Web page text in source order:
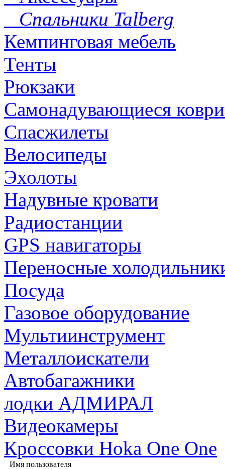
Спальники Talberg
Кемпинговая мебель
Тенты
Рюкзаки
Самонадувающиеся
Спасжилеты
Велосипеды
Эхолоты
Надувные кровати
Радиостанции
GPS навигаторы
Переносные
Посуда
Газовое оборудование
Мультиинструмент
Металлоискатели
Автобагажники
лодки АДМИРАЛ
Видеокамеры
Кроссовки Hoka One One
Имя пользователя